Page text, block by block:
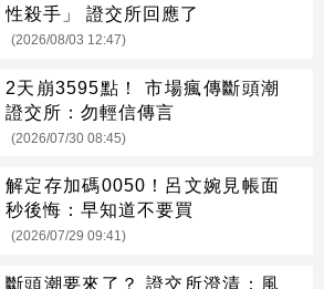
性殺手」 證交所回應了
(2026/08/03 12:47)
2天崩3595點！ 市場瘋傳斷頭潮
證交所：勿輕信傳言
(2026/07/30 08:45)
解定存加碼0050！呂文婉見帳面
秒後悔：早知道不要買
(2026/07/29 09:41)
斷頭潮要來了？ 證交所澄清：風